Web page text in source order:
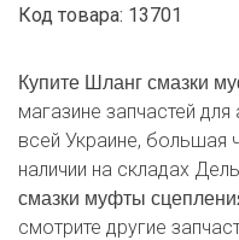
сцепления
Код товара: 13701
Купите Шланг смазки
магазине запчастей
всей Украине, большая
наличии на складах
смазки муфты
смотрите другие